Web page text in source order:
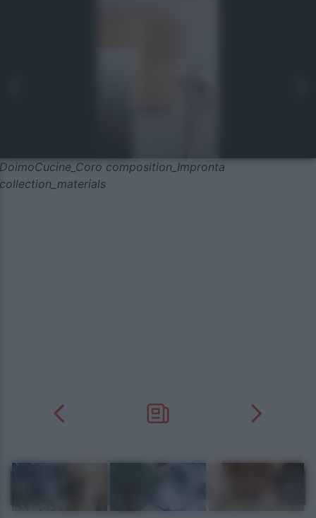
DoimoCucine_Coro composition_Impronta
collection_materials